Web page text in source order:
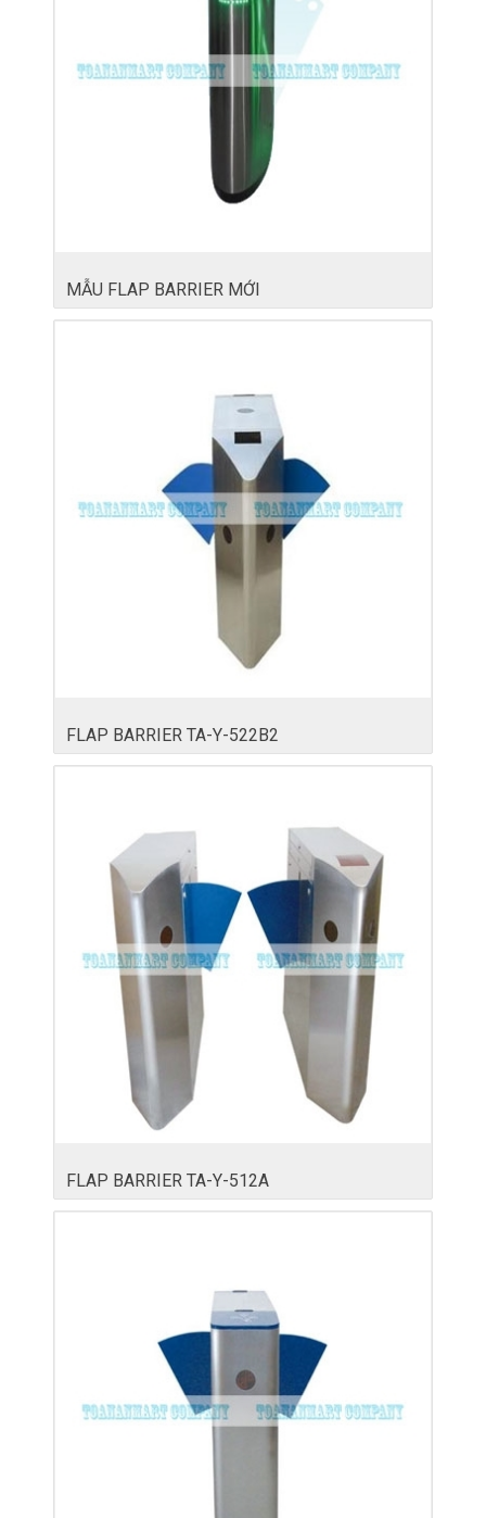
MẪU FLAP BARRIER MỚI
FLAP BARRIER TA-Y-522B2
FLAP BARRIER TA-Y-512A